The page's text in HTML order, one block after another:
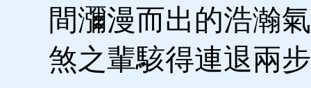
間瀰漫而出的浩瀚
煞之輩駭得連退兩